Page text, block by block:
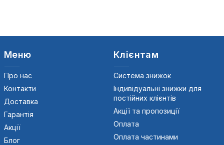
Меню
Про нас
Контакти
Доставка
Гарантія
Акції
Блог
Клієнтам
Система знижок
Індивідуальні знижки для
постійних клієнтів
Акції та пропозиції
Оплата
Оплата частинами